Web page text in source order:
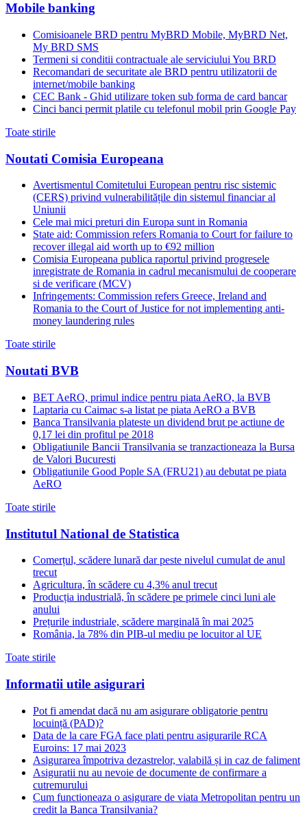
Mobile banking
Comisioanele BRD pentru MyBRD Mobile, MyBRD Net,
My BRD SMS
Termeni si conditii contractuale ale serviciului You BRD
Recomandari de securitate ale BRD pentru utilizatorii de
internet/mobile banking
CEC Bank - Ghid utilizare token sub forma de card bancar
Cinci banci permit platile cu telefonul mobil prin Google Pay
Toate stirile
Noutati Comisia Europeana
Avertismentul Comitetului European pentru risc sistemic
(CERS) privind vulnerabilitățile din sistemul financiar al
Uniunii
Cele mai mici preturi din Europa sunt in Romania
State aid: Commission refers Romania to Court for failure to
recover illegal aid worth up to €92 million
Comisia Europeana publica raportul privind progresele
inregistrate de Romania in cadrul mecanismului de cooperare
si de verificare (MCV)
Infringements: Commission refers Greece, Ireland and
Romania to the Court of Justice for not implementing anti-
money laundering rules
Toate stirile
Noutati BVB
BET AeRO, primul indice pentru piata AeRO, la BVB
Laptaria cu Caimac s-a listat pe piata AeRO a BVB
Banca Transilvania plateste un dividend brut pe actiune de
0,17 lei din profitul pe 2018
Obligatiunile Bancii Transilvania se tranzactioneaza la Bursa
de Valori Bucuresti
Obligatiunile Good Pople SA (FRU21) au debutat pe piata
AeRO
Toate stirile
Institutul National de Statistica
Comerțul, scădere lunară dar peste nivelul cumulat de anul
trecut
Agricultura, în scădere cu 4,3% anul trecut
Producția industrială, în scădere pe primele cinci luni ale
anului
Prețurile industriale, scădere marginală în mai 2025
România, la 78% din PIB-ul mediu pe locuitor al UE
Toate stirile
Informatii utile asigurari
Pot fi amendat dacă nu am asigurare obligatorie pentru
locuință (PAD)?
Data de la care FGA face plati pentru asigurarile RCA
Euroins: 17 mai 2023
Asigurarea împotriva dezastrelor, valabilă și in caz de faliment
Asiguratii nu au nevoie de documente de confirmare a
cutremurului
Cum functioneaza o asigurare de viata Metropolitan pentru un
credit la Banca Transilvania?